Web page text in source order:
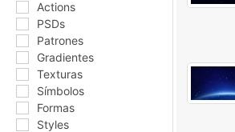
Actions
PSDs
Patrones
Gradientes
Texturas
Símbolos
Formas
Styles